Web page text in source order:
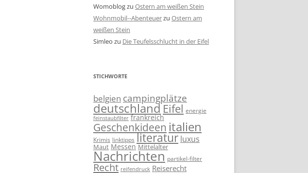
Womoblogzu Ostern am weißen Stein
Wohnmobil--Abenteuerzu Ostern am
weißen Stein
Simleo zu Die Teufelsschlucht in der Eifel
STICHWORTE
belgien campingplätze
deutschland Eifel energie
feinstaubfilter frankreich
Geschenkideen italien
Krimis linktipps literatur luxus
Maut Messen Mittelalter
Nachrichten partikel-filter
Recht reifendruck Reiserecht